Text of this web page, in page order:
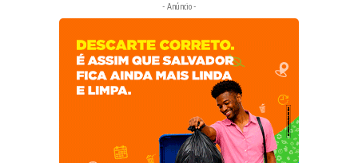
- Anúncio -